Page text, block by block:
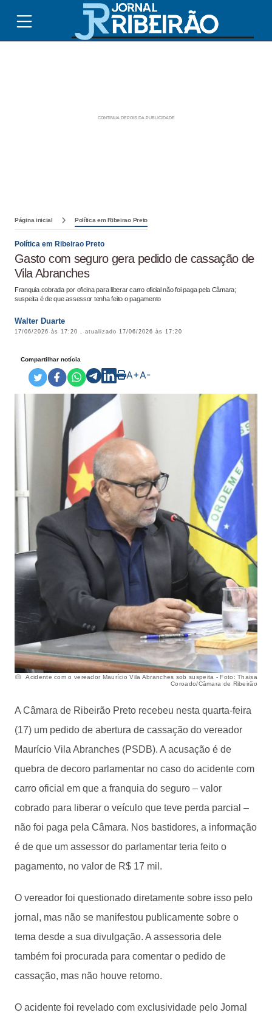
Página inicial Política em Ribeirao Preto
Política em Ribeirao Preto
Gasto com seguro gera pedido de cassação de
Vila Abranches
Franquia cobrada por oficina para liberar carro oficial não foi paga pela Câmara;
suspeita é de que assessor tenha feito o pagamento
Walter Duarte
17/06/2026 às 17:20 , atualizado 17/06/2026 às 17:20
Compartilhar notícia
A+A-
Acidente com o vereador Maurício Vila Abranches sob suspeita - Foto: Thaisa
Coroado/Câmara de Ribeirão
A Câmara de Ribeirão Preto recebeu nesta quarta-feira
(17) um pedido de abertura de cassação do vereador
Maurício Vila Abranches (PSDB). A acusação é de
quebra de decoro parlamentar no caso do acidente com
carro oficial em que a franquia do seguro – valor
cobrado para liberar o veículo que teve perda parcial –
não foi paga pela Câmara. Nos bastidores, a informação
é de que um assessor do parlamentar teria feito o
pagamento, no valor de R$ 17 mil.
O vereador foi questionado diretamente sobre isso pelo
jornal, mas não se manifestou publicamente sobre o
tema desde a sua divulgação. A assessoria dele
também foi procurada para comentar o pedido de
cassação, mas não houve retorno.
O acidente foi revelado com exclusividade pelo Jornal